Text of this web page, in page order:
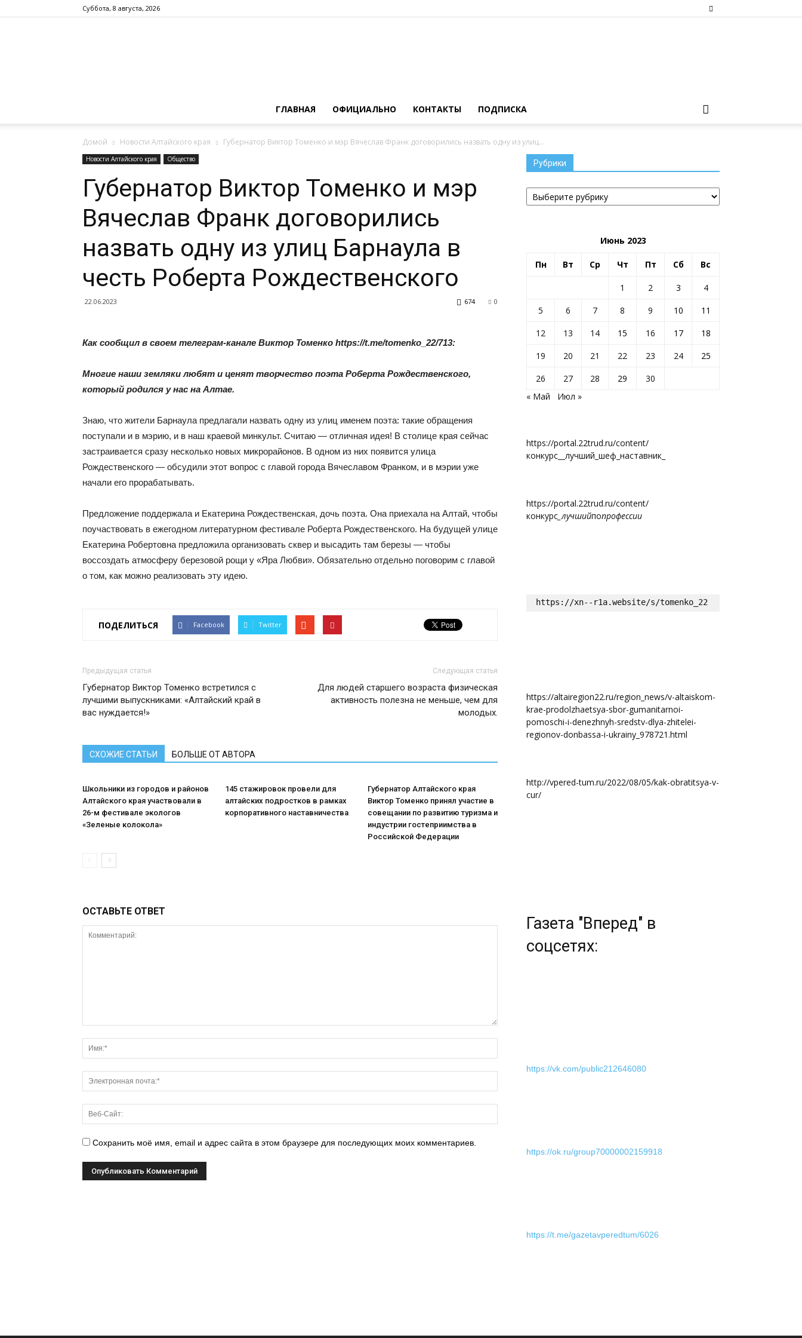
Суббота, 8 августа, 2026
газеты
район
ГЛАВНАЯ ОФИЦИАЛЬНО КОНТАКТЫ ПОДПИСКА
Домой Новости Алтайского края Губернатор Виктор Томенко и мэр Вячеслав Франк договорились назвать одну из улиц...
Новости Алтайского края Общество
Губернатор Виктор Томенко и мэр
Вячеслав Франк договорились
назвать одну из улиц Барнаула в
честь Роберта Рождественского
22.06.2023 0
674
Как сообщил в своем телеграм-канале Виктор Томенко https://t.me/tomenko_22/713:
Многие наши земляки любят и ценят творчество поэта Роберта Рождественского,
который родился у нас на Алтае.
Знаю, что жители Барнаула предлагали назвать одну из улиц именем поэта: такие обращения
поступали и в мэрию, и в наш краевой минкульт. Считаю — отличная идея! В столице края сейчас
застраивается сразу несколько новых микрорайонов. В одном из них появится улица
Рождественского — обсудили этот вопрос с главой города Вячеславом Франком, и в мэрии уже
начали его прорабатывать.
Предложение поддержала и Екатерина Рождественская, дочь поэта. Она приехала на Алтай, чтобы
поучаствовать в ежегодном литературном фестивале Роберта Рождественского. На будущей улице
Екатерина Робертовна предложила организовать сквер и высадить там березы — чтобы
воссоздать атмосферу березовой рощи у «Яра Любви». Обязательно отдельно поговорим с главой
о том, как можно реализовать эту идею.
ПОДЕЛИТЬСЯ Facebook Twitter
Предыдущая статья
Губернатор Виктор Томенко встретился с
лучшими выпускниками: «Алтайский край в
вас нуждается!»
Следующая статья
Для людей старшего возраста физическая
активность полезна не меньше, чем для
молодых.
СХОЖИЕ СТАТЬИ БОЛЬШЕ ОТ АВТОРА
Школьники из городов и районов
Алтайского края участвовали в
26-м фестивале экологов
«Зеленые колокола»
145 стажировок провели для
алтайских подростков в рамках
корпоративного наставничества
Губернатор Алтайского края
Виктор Томенко принял участие в
совещании по развитию туризма и
индустрии гостеприимства в
Российской Федерации
ОСТАВЬТЕ ОТВЕТ
Сохранить моё имя, email и адрес сайта в этом браузере для последующих моих комментариев.
Рубрики
Рубрики
Июнь 2023
Пн Вт Ср Чт Пт Сб Вс
1 2 3
4
5
6 7 8 9 10
11
12
13 14 15 16 17
18
19
20 21 22 23 24
25
26
27 28 29
30
« Май
Июл »
https://portal.22trud.ru/content/
конкурс__лучший_шеф_наставник_
https://portal.22trud.ru/content/
конкурс _лучшийпопрофессии
https://xn--r1a.website/s/tomenko_22
https://altairegion22.ru/region_news/v-altaiskom-
krae-prodolzhaetsya-sbor-gumanitarnoi-
pomoschi-i-denezhnyh-sredstv-dlya-zhitelei-
regionov-donbassa-i-ukrainy_978721.html
http://vpered-tum.ru/2022/08/05/kak-obratitsya-v-
cur/
Газета "Вперед" в
соцсетях:
https://vk.com/public212646080
https://ok.ru/group70000002159918
https://t.me/gazetavperedtum/6026